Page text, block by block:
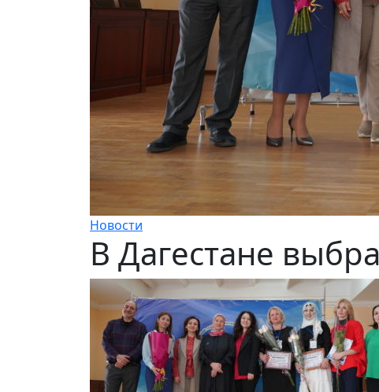
Новости
В Дагестане